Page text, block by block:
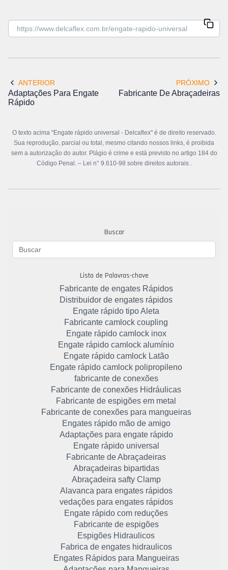
ANTERIOR
Adaptações Para Engate
Rápido
PRÓXIMO
Fabricante De Abraçadeiras
O texto acima "Engate rápido universal - Delcaflex" é de direito reservado.
Sua reprodução, parcial ou total, mesmo citando nossos links, é proibida
sem a autorização do autor. Plágio é crime e está previsto no artigo 184 do
Código Penal. – Lei n° 9.610-98 sobre direitos autorais .
Buscar
Lista de Palavras-chave
Fabricante de engates Rápidos
Distribuidor de engates rápidos
Engate rápido tipo Aleta
Fabricante camlock coupling
Engate rápido camlock inox
Engate rápido camlock alumínio
Engate rápido camlock Latão
Engate rápido camlock polipropileno
fabricante de conexões
Fabricante de conexões Hidráulicas
Fabricante de espigões em metal
Fabricante de conexões para mangueiras
Engates rápido mão de amigo
Adaptações para engate rápido
Engate rápido universal
Fabricante de Abraçadeiras
Abraçadeiras bipartidas
Abraçadeira safty Clamp
Alavanca para engates rápidos
vedações para engates rápidos
Engate rápido com reduções
Fabricante de espigões
Espigões Hidraulicos
Fabrica de engates hidraulicos
Engates Rápidos para Mangueiras